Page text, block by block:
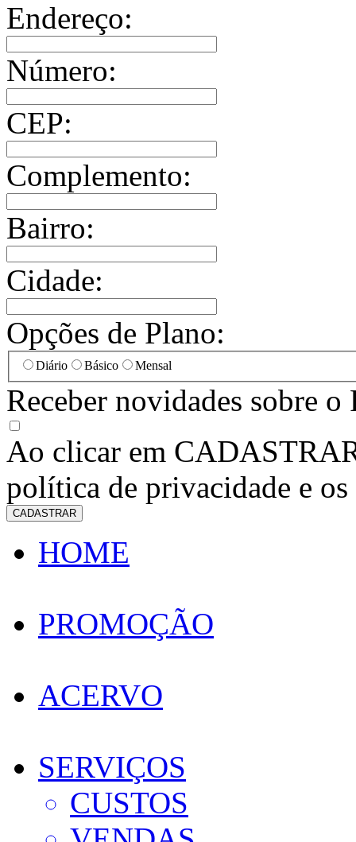
Endereço:
Número:
CEP:
Complemento:
Bairro:
Cidade:
Opções de Plano:
Diário Básico Mensal
Receber novidades sobre
Ao clicar em
política de privacidade e os
CADASTRAR
HOME
PROMOÇÃO
ACERVO
SERVIÇOS
CUSTOS